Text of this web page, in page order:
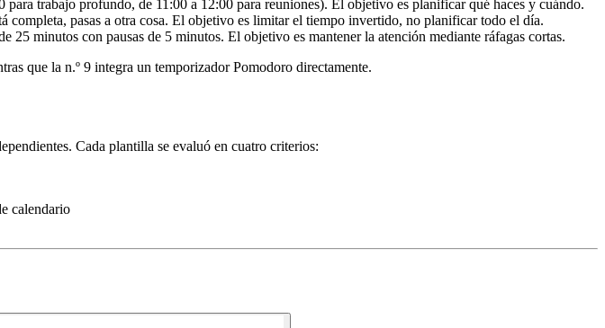
trabajo profundo, de 11:00 a 12:00 para reuniones). El objetivo es planificar qué haces y cuándo.
completa, pasas a otra cosa. El objetivo es limitar el tiempo invertido, no planificar todo el día.
minutos con pausas de 5 minutos. El objetivo es mantener la atención mediante ráfagas cortas.
que la n.º 9 integra un temporizador Pomodoro directamente.
Cada plantilla se evaluó en cuatro criterios:
calendario